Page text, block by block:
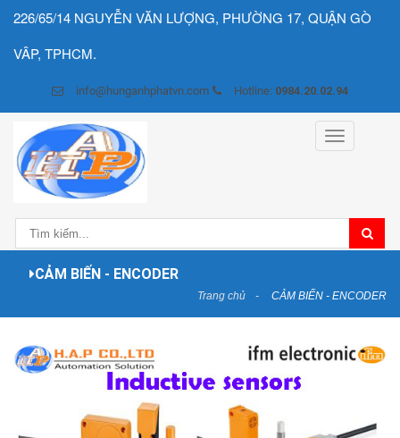
226/65/14 NGUYỄN VĂN LƯỢNG, PHƯỜNG 17, QUẬN GÒ
VÂP, TPHCM.
info@hunganhphatvn.com Hotline: 0984.20.02.94
Toggle
navigation
CẢM BIẾN - ENCODER
Trang chủ CẢM BIẾN - ENCODER